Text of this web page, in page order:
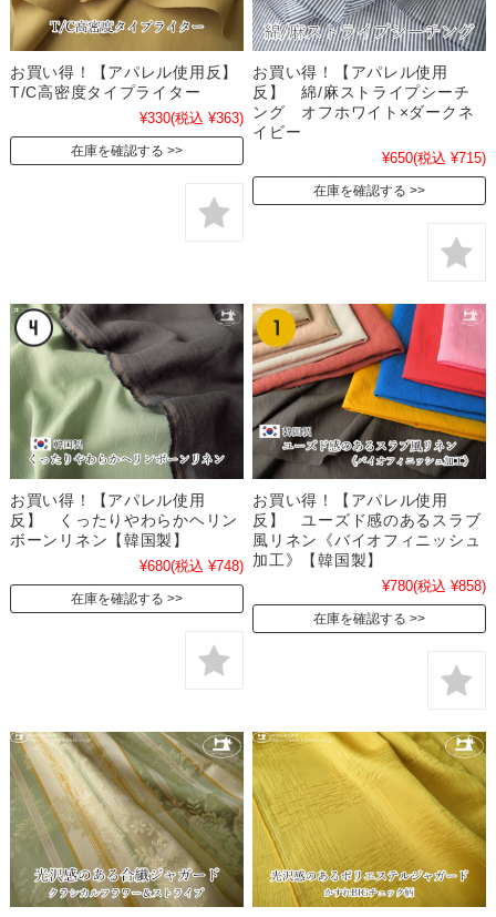
お買い得！【アパレル使用反】
T/C高密度タイプライター
¥330(税込 ¥363)
在庫を確認する
お買い得！【アパレル使用
反】 綿/麻ストライプシーチ
ング オフホワイト×ダークネ
イビー
¥650(税込 ¥715)
在庫を確認する
お買い得！【アパレル使用
反】 くったりやわらかヘリン
ボーンリネン【韓国製】
¥680(税込 ¥748)
在庫を確認する
お買い得！【アパレル使用
反】 ユーズド感のあるスラブ
風リネン《バイオフィニッシュ
加工》【韓国製】
¥780(税込 ¥858)
在庫を確認する